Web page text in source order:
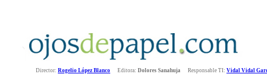
Director: Rogelio López Blanco Editora: Dolores Sanahuja Responsable TI: Vidal Vidal